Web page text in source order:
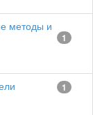
методы и
1
1